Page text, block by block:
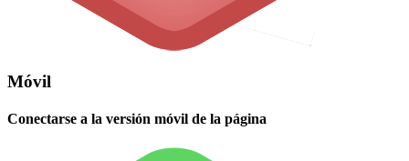
Móvil
Conectarse a la versión móvil de la página